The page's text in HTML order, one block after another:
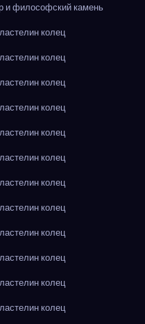
и философский камень
колец
колец
колец
колец
колец
колец
колец
колец
колец
колец
колец
колец